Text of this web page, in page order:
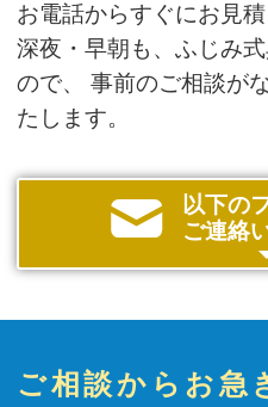
お電話からすぐにお見積
深夜・早朝も、ふじみ
ので、
事前のご相談が
たします。
以下の
ご連絡
ご相談からお急